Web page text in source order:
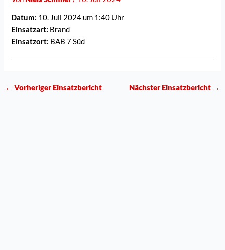
Datum: 10. Juli 2024 um 1:40 Uhr
Einsatzart: Brand
Einsatzort: BAB 7 Süd
← Vorheriger Einsatzbericht Nächster Einsatzbericht →